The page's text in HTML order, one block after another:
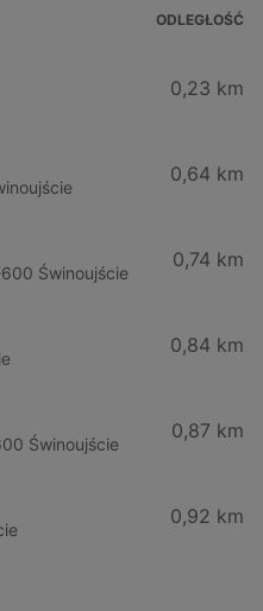
ODLEGŁOŚĆ
0,23 km
0,64 km
600 Świnoujście
0,74 km
0,84 km
Świnoujście
0,87 km
0,92 km